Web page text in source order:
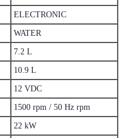
ELECTRONIC
WATER
7.2 L
10.9 L
12 VDC
1500 rpm / 50 Hz rpm
22 kW